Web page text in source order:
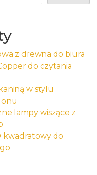
z drewna do biura
do czytania
w stylu
lampy wiszące z
kwadratowy do